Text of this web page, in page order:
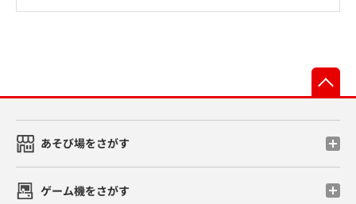
あそび場をさがす
ゲーム機をさがす